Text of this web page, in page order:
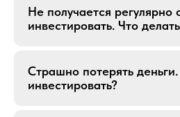
Не получается регулярно
инвестировать. Что
Страшно потерять
инвестировать?